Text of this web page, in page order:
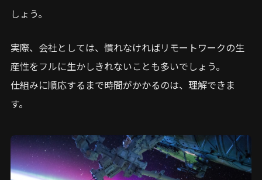
しょう。
実際、会社としては、慣れなければリモートワークの生
産性をフルに生かしきれないことも多いでしょう。
仕組みに順応するまで時間がかかるのは、理解できま
す。